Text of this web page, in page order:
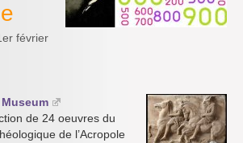
?
février
de 24 oeuvres du
de l’Acropole